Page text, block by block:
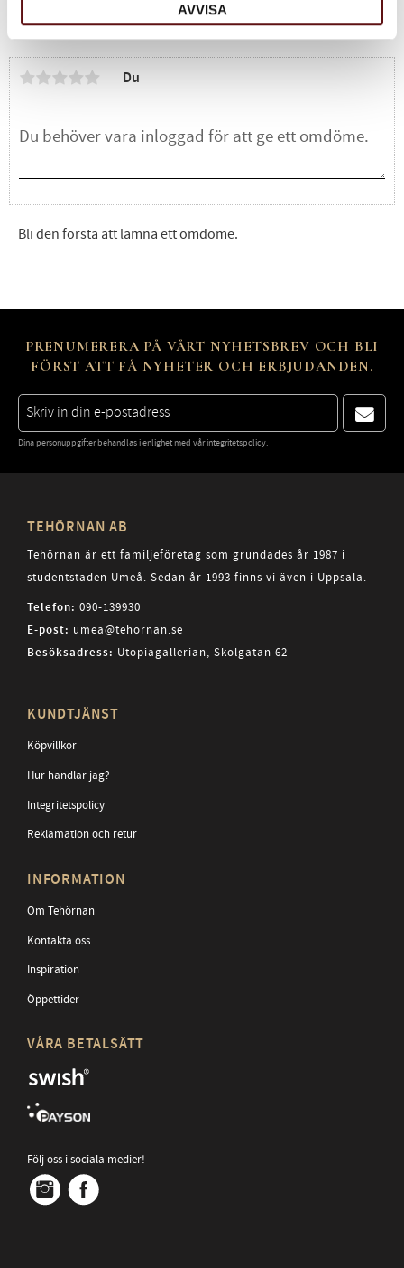
AVVISA
Omdömen
Du
Bli den första att lämna ett omdöme.
PRENUMERERA PÅ VÅRT NYHETSBREV OCH BLI
FÖRST ATT FÅ NYHETER OCH ERBJUDANDEN.
Dina personuppgifter behandlas i enlighet med vårintegritetspolicy.
TEHÖRNAN AB
Tehörnan är ett familjeföretag som grundades år 1987 i
studentstaden Umeå. Sedan år 1993 finns vi även i Uppsala.
Telefon: 090-139930
E-post: umea@tehornan.se
Besöksadress: Utopiagallerian, Skolgatan 62
KUNDTJÄNST
Köpvillkor
Hur handlar jag?
Integritetspolicy
Reklamation och retur
INFORMATION
Om Tehörnan
Kontakta oss
Inspiration
Öppettider
VÅRA BETALSÄTT
Följ oss i sociala medier!